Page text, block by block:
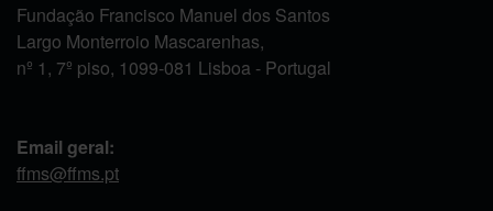
Fundação Francisco Manuel dos Santos
Largo Monterroio Mascarenhas,
nº 1, 7º piso, 1099-081 Lisboa - Portugal
Email geral:
ffms@ffms.pt